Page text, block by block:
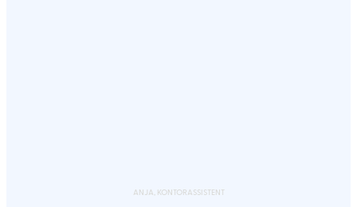
ANJA, KONTORASSISTENT